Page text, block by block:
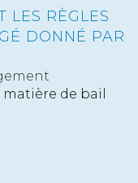
LES RÈGLES
DONNÉ PAR
de bail